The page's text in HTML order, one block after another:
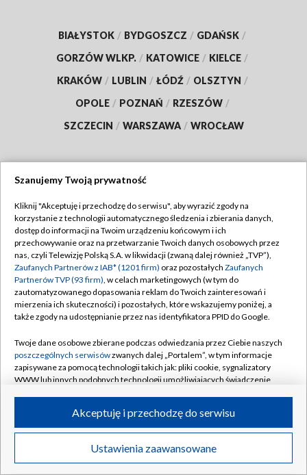
BIAŁYSTOK / BYDGOSZCZ / GDAŃSK /
GORZÓW WLKP. / KATOWICE / KIELCE /
KRAKÓW / LUBLIN / ŁÓDŹ / OLSZTYN /
OPOLE / POZNAŃ / RZESZÓW /
SZCZECIN / WARSZAWA / WROCŁAW
TVP
Abonament TVP
Emisja w TVP
Centrum informacji TVP
Naziemna Telewizja Cyfrowa
Rada Programowa
System NOS
Informacje o nadawcy
Program dla prasy
Ogłoszenie przetargowe
Regulamin TVP
Polityka prywatności
Moje zgody
Pomoc
Kontakt
Kanały
©2026 Telewizja Polska S.A. w likwidacji
Szanujemy Twoją prywatność
Kliknij "Akceptuję i przechodzę do serwisu", aby wyrazić zgody na
korzystanie z technologii automatycznego śledzenia i zbierania danych,
dostęp do informacji na Twoim urządzeniu końcowym i ich
przechowywanie oraz na przetwarzanie Twoich danych osobowych przez
nas, czyli Telewizję Polską S.A. w likwidacji (zwaną dalej również „TVP”),
Zaufanych Partnerów z IAB* (1201 firm) oraz pozostałych Zaufanych
Partnerów TVP (93 firm), w celach marketingowych (w tym do
zautomatyzowanego dopasowania reklam do Twoich zainteresowań i
mierzenia ich skuteczności) i pozostałych, które wskazujemy poniżej, a
także zgody na udostępnianie przez nas identyfikatora PPID do Google.
Twoje dane osobowe zbierane podczas odwiedzania przez Ciebie naszych
poszczególnych serwisówzwanych dalej „Portalem”, w tym informacje
zapisywane za pomocą technologii takich jak: pliki cookie, sygnalizatory
WWW lub innych podobnych technologii umożliwiających świadczenie
ruchu w Internecie.
Twoje dane osobowe zbierane podczas odwiedzania przez Ciebie
poszczególnych serwisówna Portalu, takie jak adresy IP, identyfikatory
Ustawienia zaawansowane
Akceptuję i przechodzę do serwisu